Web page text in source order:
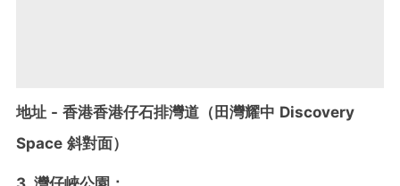
地址 - 香港香港仔石排灣道（田灣耀中 Discovery
Space 斜對面）